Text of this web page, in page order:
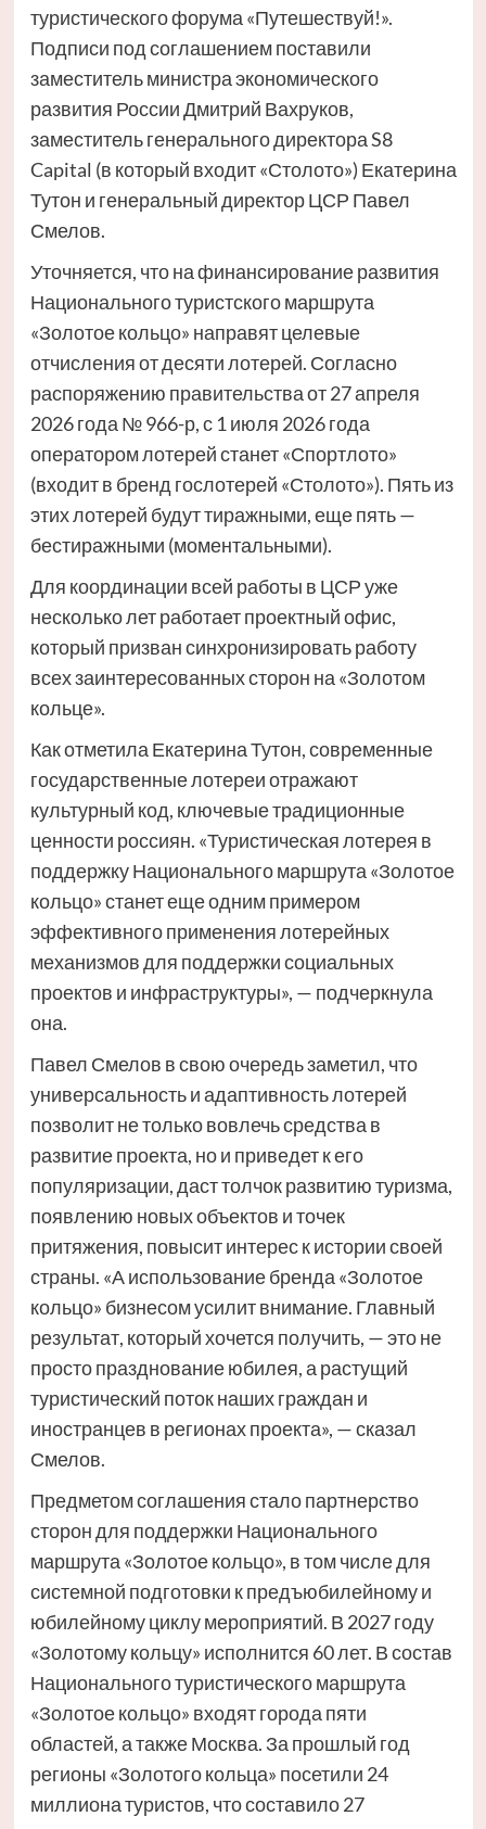
туристического форума «Путешествуй!».
Подписи под соглашением поставили
заместитель министра экономического
развития России Дмитрий Вахруков,
заместитель генерального директора S8
Capital (в который входит «Столото») Екатерина
Тутон и генеральный директор ЦСР Павел
Смелов.
Уточняется, что на финансирование развития
Национального туристского маршрута
«Золотое кольцо» направят целевые
отчисления от десяти лотерей. Согласно
распоряжению правительства от 27 апреля
2026 года № 966-р, с 1 июля 2026 года
оператором лотерей станет «Спортлото»
(входит в бренд гослотерей «Столото»). Пять из
этих лотерей будут тиражными, еще пять —
бестиражными (моментальными).
Для координации всей работы в ЦСР уже
несколько лет работает проектный офис,
который призван синхронизировать работу
всех заинтересованных сторон на «Золотом
кольце».
Как отметила Екатерина Тутон, современные
государственные лотереи отражают
культурный код, ключевые традиционные
ценности россиян. «Туристическая лотерея в
поддержку Национального маршрута «Золотое
кольцо» станет еще одним примером
эффективного применения лотерейных
механизмов для поддержки социальных
проектов и инфраструктуры», — подчеркнула
она.
Павел Смелов в свою очередь заметил, что
универсальность и адаптивность лотерей
позволит не только вовлечь средства в
развитие проекта, но и приведет к его
популяризации, даст толчок развитию туризма,
появлению новых объектов и точек
притяжения, повысит интерес к истории своей
страны. «А использование бренда «Золотое
кольцо» бизнесом усилит внимание. Главный
результат, который хочется получить, — это не
просто празднование юбилея, а растущий
туристический поток наших граждан и
иностранцев в регионах проекта», — сказал
Смелов.
Предметом соглашения стало партнерство
сторон для поддержки Национального
маршрута «Золотое кольцо», в том числе для
системной подготовки к предъюбилейному и
юбилейному циклу мероприятий. В 2027 году
«Золотому кольцу» исполнится 60 лет. В состав
Национального туристического маршрута
«Золотое кольцо» входят города пяти
областей, а также Москва. За прошлый год
регионы «Золотого кольца» посетили 24
миллиона туристов, что составило 27